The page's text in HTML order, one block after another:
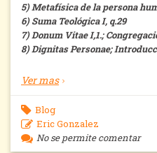
5) Metafísica de la persona
6) Suma Teológica I, q.29
7) Donum Vitae I,1.;
8) Dignitas Personae;
Ver mas
Blog
Eric Gonzalez
No se permite comentar